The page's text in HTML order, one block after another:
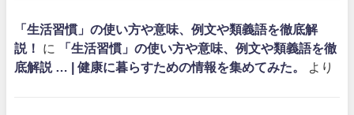
「生活習慣」の使い方や意味、例文や類義語を徹底解
説！
に
「生活習慣」の使い方や意味、例文や類義語を徹
底解説 … | 健康に暮らすための情報を集めてみた。
より